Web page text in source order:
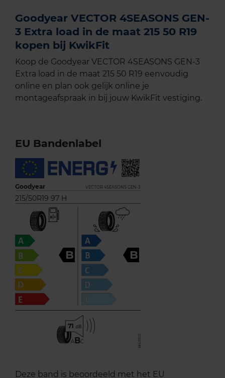
Goodyear VECTOR 4SEASONS GEN-
3 Extra load in de maat 215 50 R19
kopen bij KwikFit
Koop de Goodyear VECTOR 4SEASONS GEN-3
Extra load in de maat 215 50 R19 eenvoudig
online en plan ook gelijk online je
montageafspraak in bij jouw KwikFit vestiging.
EU Bandenlabel
Goodyear VECTOR 4SEASONS GEN-3
215/50R19 97 H
B B
71
ABC
Deze band is beoordeeld met het EU